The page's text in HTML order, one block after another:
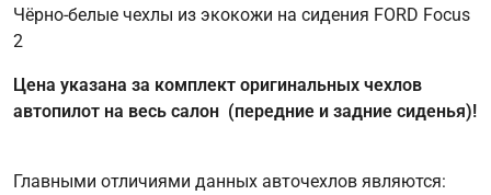
Имя
Чёрно-белые чехлы из экокожи на сидения FORD Focus
2
Цена указана за комплект оригинальных чехлов
автопилот на весь салон (передние и задние сиденья)!
Главными отличиями данных авточехлов являются: